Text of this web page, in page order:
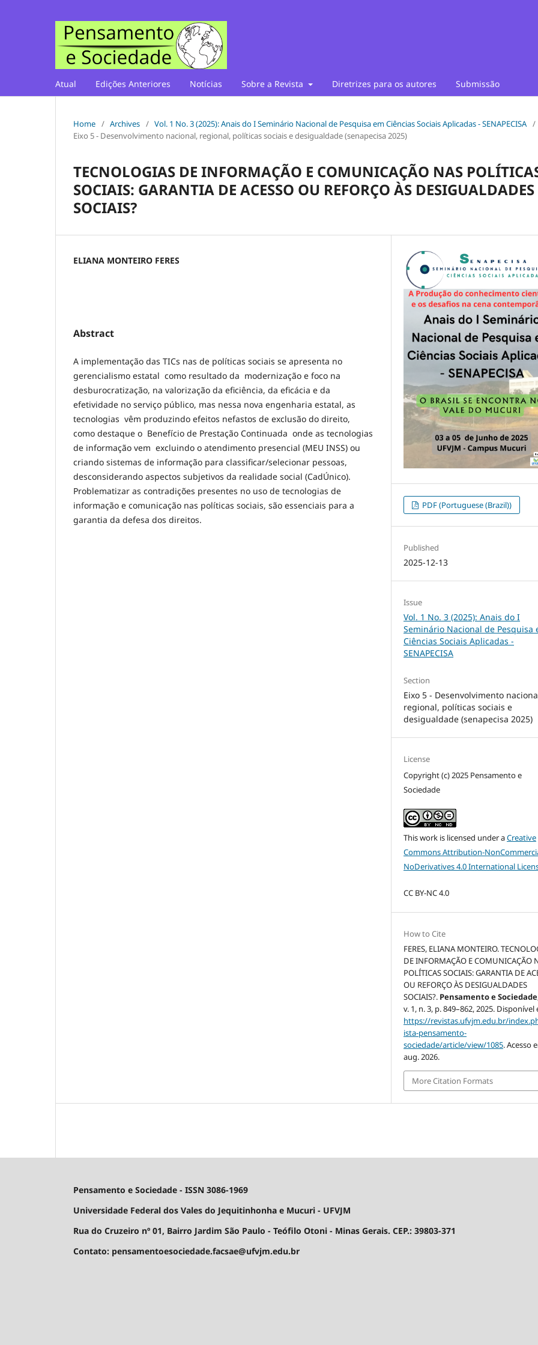
Atual Edições Anteriores Notícias Sobre a Revista Diretrizes para os autores Submissão
Home / Archives / Vol. 1 No. 3 (2025): Anais do I Seminário Nacional de Pesquisa em Ciências Sociais Aplicadas - SENAPECISA /
Eixo 5 - Desenvolvimento nacional, regional, políticas sociais e desigualdade (senapecisa 2025)
TECNOLOGIAS DE INFORMAÇÃO E COMUNICAÇÃO NAS
SOCIAIS: GARANTIA DE ACESSO OU REFORÇO ÀS DESIGUALDADES
SOCIAIS?
ELIANA MONTEIRO FERES
Abstract
A implementação das TICs nas de políticas sociais se apresenta no
gerencialismo estatal como resultado da modernização e foco na
desburocratização, na valorização da eficiência, da eficácia e da
efetividade no serviço público, mas nessa nova engenharia estatal, as
tecnologias vêm produzindo efeitos nefastos de exclusão do direito,
como destaque o Benefício de Prestação Continuada onde as tecnologias
de informação vem excluindo o atendimento presencial (MEU INSS) ou
criando sistemas de informação para classificar/selecionar pessoas,
desconsiderando aspectos subjetivos da realidade social (CadÚnico).
Problematizar as contradições presentes no uso de tecnologias de
informação e comunicação nas políticas sociais, são essenciais para a
garantia da defesa dos direitos.
PDF (Portuguese (Brazil))
Published
2025-12-13
Issue
Vol. 1 No. 3 (2025): Anais do I
Seminário Nacional de Pesquisa
Ciências Sociais Aplicadas -
SENAPECISA
Section
Eixo 5 - Desenvolvimento
regional, políticas sociais e
desigualdade (senapecisa 2025)
License
Copyright (c) 2025 Pensamento e
Sociedade
This work is licensed under aCreative
Commons Attribution-
NoDerivatives 4.0 International
CC BY-NC 4.0
How to Cite
FERES, ELIANA MONTEIRO.
DE INFORMAÇÃO E COMUNICAÇÃO
POLÍTICAS SOCIAIS: GARANTIA DE
OU REFORÇO ÀS DESIGUALDADES
SOCIAIS?. Pensamento e Sociedade
v. 1, n. 3, p. 849–862, 2025. Disponível
https://revistas.ufvjm.edu.br/
ista-pensamento-
sociedade/article/view/1085. Acesso
aug. 2026.
More Citation Formats
Pensamento e Sociedade - ISSN 3086-1969
Universidade Federal dos Vales do Jequitinhonha e Mucuri - UFVJM
Rua do Cruzeiro nº 01, Bairro Jardim São Paulo - Teófilo Otoni - Minas Gerais. CEP.: 39803-371
Contato: pensamentoesociedade.facsae@ufvjm.edu.br